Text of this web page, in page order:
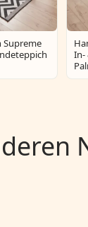
Supreme
In-